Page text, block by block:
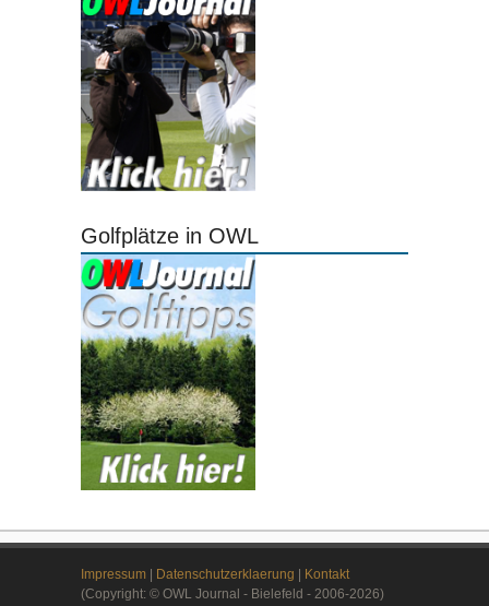
Golfplätze in OWL
Impressum Datenschutzerklaerung
Kontakt
(Copyright: © OWL Journal - Bielefeld - 2006-2026)